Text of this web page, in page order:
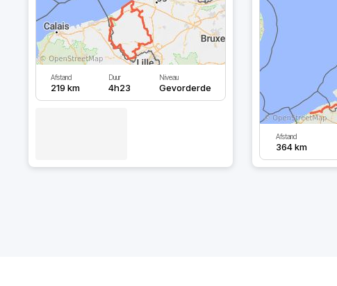
Afstand
219 km
Duur
4h23
Niveau
Gevorderde
Afstand
364 km